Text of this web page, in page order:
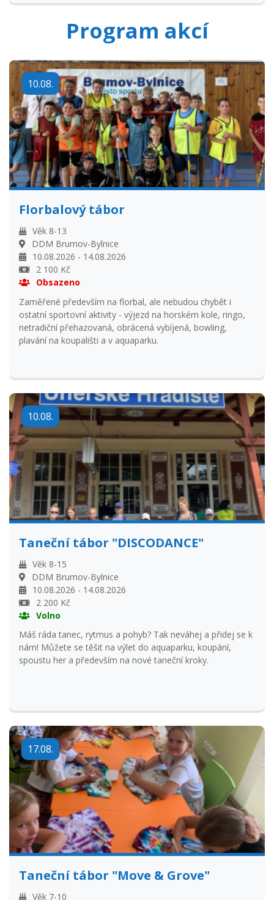
Program akcí
10.08.
Florbalový tábor
Věk 8-13
DDM Brumov-Bylnice
10.08.2026 - 14.08.2026
2 100 Kč
Zaměřené především na florbal, ale nebudou chybět i
ostatní sportovní aktivity - výjezd na horském kole, ringo,
netradiční přehazovaná, obrácená vybíjená, bowling,
plavání na koupališti a v aquaparku.
10.08.
Taneční tábor "DISCODANCE"
Věk 8-15
DDM Brumov-Bylnice
10.08.2026 - 14.08.2026
2 200 Kč
Máš ráda tanec, rytmus a pohyb? Tak neváhej a přidej se k
nám! Můžete se těšit na výlet do aquaparku, koupání,
spoustu her a především na nové taneční kroky.
17.08.
Taneční tábor "Move & Grove"